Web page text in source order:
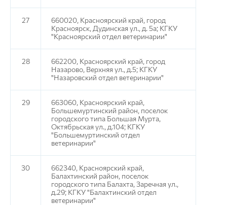
27
660020, Красноярский край, город
Красноярск, Дудинская ул., д. 5а; КГКУ
"Красноярский отдел ветеринарии"
28
662200, Красноярский край, город
Назарово, Верхняя ул., д.5; КГКУ
"Назаровский отдел ветеринарии"
29
663060, Красноярский край,
Большемуртинский район, поселок
городского типа Большая Мурта,
Октябрьская ул., д.104; КГКУ
"Большемуртинский отдел
ветеринарии"
30
662340, Красноярский край,
Балахтинский район, поселок
городского типа Балахта, Заречная ул.,
д.29; КГКУ "Балахтинский отдел
ветеринарии"